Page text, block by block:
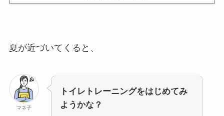
夏が近づいてくると、
マネ子
トイレトレーニングをはじめてみ
ようかな？